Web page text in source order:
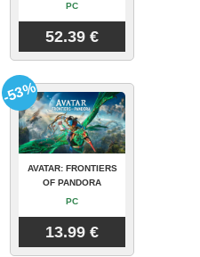
PC
52.39 €
AVATAR: FRONTIERS
OF PANDORA
PC
13.99 €
-53%